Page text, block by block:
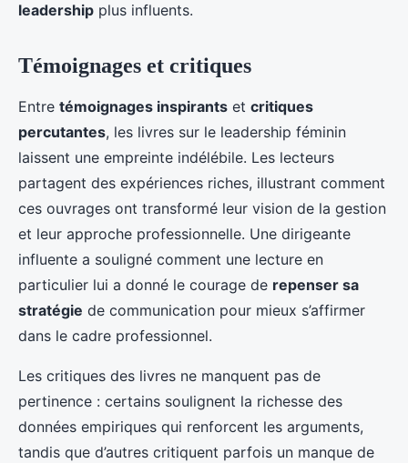
leadership plus influents.
Témoignages et critiques
Entre témoignages inspirants et critiques
percutantes, les livres sur le leadership féminin
laissent une empreinte indélébile. Les lecteurs
partagent des expériences riches, illustrant comment
ces ouvrages ont transformé leur vision de la gestion
et leur approche professionnelle. Une dirigeante
influente a souligné comment une lecture en
particulier lui a donné le courage de repenser sa
stratégie de communication pour mieux s’affirmer
dans le cadre professionnel.
Les critiques des livres ne manquent pas de
pertinence : certains soulignent la richesse des
données empiriques qui renforcent les arguments,
tandis que d’autres critiquent parfois un manque de